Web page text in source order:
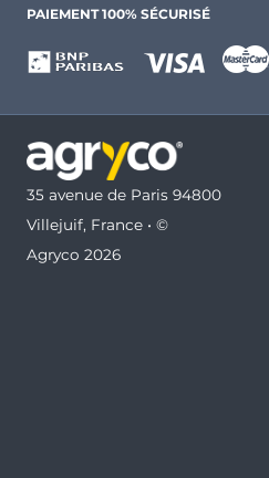
PAIEMENT 100% SÉCURISÉ
35 avenue de Paris 94800
Villejuif, France • ©
Agryco 2026